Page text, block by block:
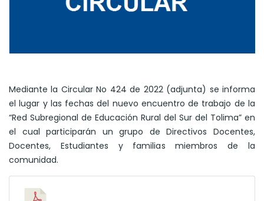
Mediante la Circular No 424 de 2022 (adjunta) se informa
el lugar y las fechas del nuevo encuentro de trabajo de la
“Red Subregional de Educación Rural del Sur del Tolima” en
el cual participarán un grupo de Directivos Docentes,
Docentes, Estudiantes y familias miembros de la
comunidad.